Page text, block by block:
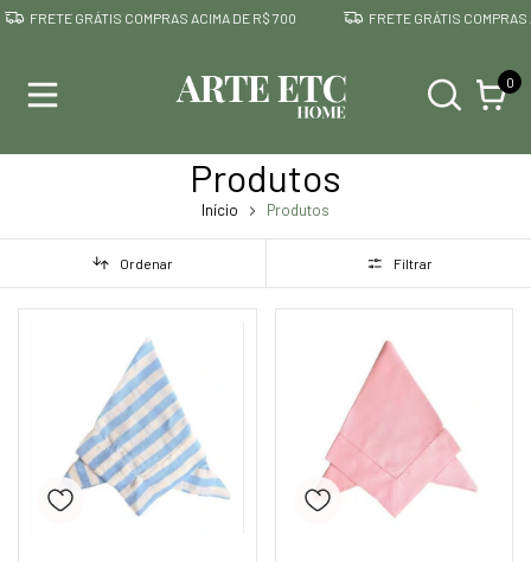
GRÁTIS COMPRAS ACIMA DE R$ 700 FRETE GRÁTIS COMPRAS ACIMA
0
Produtos
Início Produtos
Ordenar Filtrar